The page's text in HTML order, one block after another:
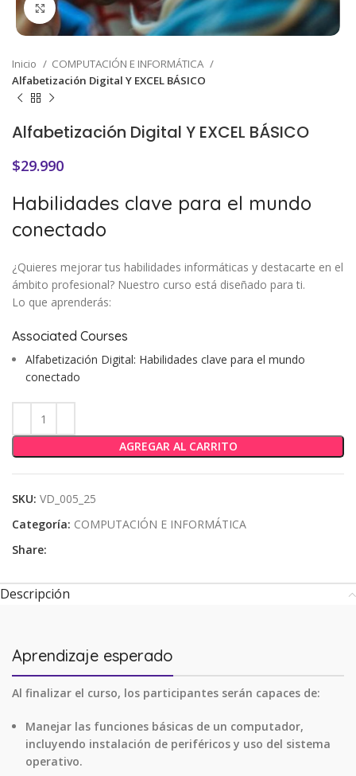
Click to enlarge
Inicio
COMPUTACIÓN E INFORMÁTICA
Alfabetización Digital Y EXCEL BÁSICO
Alfabetización Digital Y EXCEL BÁSICO
$29.990
Habilidades clave para el mundo
conectado
¿Quieres mejorar tus habilidades informáticas y destacarte en el
ámbito profesional? Nuestro curso está diseñado para ti.
Lo que aprenderás:
Associated Courses
Alfabetización Digital: Habilidades clave para el mundo
conectado
AGREGAR AL CARRITO
SKU: VD_005_25
Categoría: COMPUTACIÓN E INFORMÁTICA
Share:
Descripción
Aprendizaje esperado
Al finalizar el curso, los participantes serán capaces de:
Manejar las funciones básicas de un computador,
incluyendo instalación de periféricos y uso del sistema
operativo.